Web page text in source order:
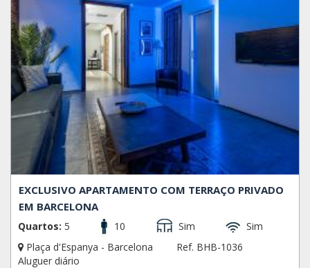
EXCLUSIVO APARTAMENTO COM TERRAÇO PRIVADO
EM BARCELONA
Quartos: 5 10 Sim
Sim
Plaça d'Espanya - Barcelona
Ref. BHB-1036
Aluguer diário